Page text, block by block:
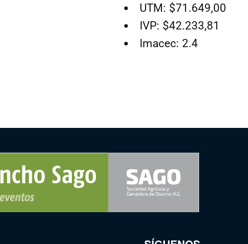
UTM: $71.649,00
IVP: $42.233,81
Imacec: 2.4